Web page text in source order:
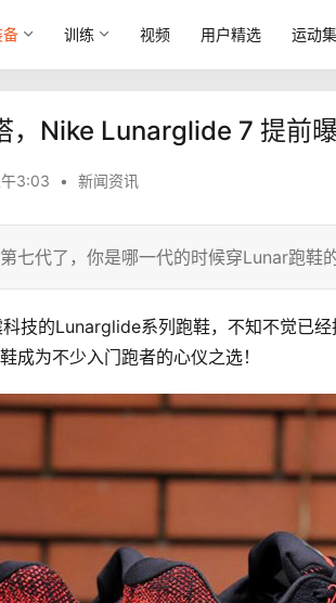
备 训练 视频 用户精选 运动集
，Nike Lunarglide 7 提前
3:03 • 新闻资讯
七代了，你是哪一代的时候穿Lunar跑鞋的
技的Lunarglide系列跑鞋，不知不觉已
成为不少入门跑者的心仪之选！